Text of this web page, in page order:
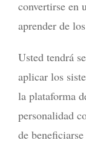
convertirse en
aprender de
Usted tendrá
aplicar los
la plataforma
personalidad
de